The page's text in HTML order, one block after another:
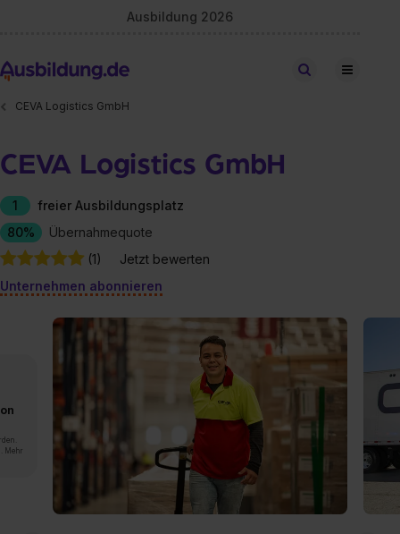
Ausbildung 2026
Stellen finden
CEVA Logistics GmbH
CEVA Logistics GmbH
1
freier Ausbildungsplatz
80%
Übernahmequote
(1)
Jetzt bewerten
Unternehmen abonnieren
Mehr